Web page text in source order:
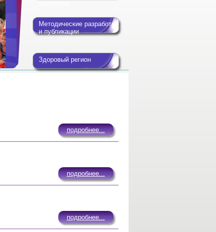
Методические разработки
и публикации
Здоровый регион
подробнее...
подробнее...
подробнее...